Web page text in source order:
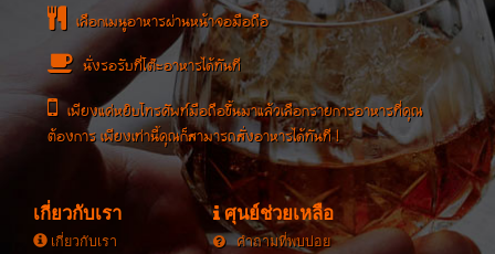
เลือกเมนูอาหารผ่านหน้าจอมือถือ
นั่งรอรับที่โต๊ะอาหารได้ทันที
เพียงแค่หยิบโทรศัพท์มือถือขึ้นมาแล้วเลือกรายการอาหารที่คุณ
ต้องการ เพียงเท่านี้คุณก็สามารถสั่งอาหารได้ทันที !
เกี่ยวกับเรา
เกี่ยวกับเรา
ศุนย์ช่วยเหลือ
คำถามที่พบบ่อย